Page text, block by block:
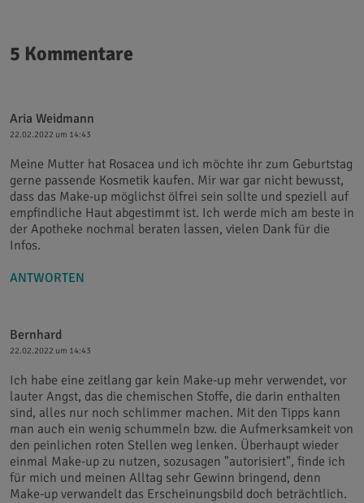
5 Kommentare
Aria Weidmann
22.02.2022 um 14:43
Meine Mutter hat Rosacea und ich möchte ihr zum Geburtstag
gerne passende Kosmetik kaufen. Mir war gar nicht bewusst,
dass das Make-up möglichst ölfrei sein sollte und speziell auf
empfindliche Haut abgestimmt ist. Ich werde mich am beste in
der Apotheke nochmal beraten lassen, vielen Dank für die
Infos.
ANTWORTEN
Bernhard
22.02.2022 um 14:43
Ich habe eine zeitlang gar kein Make-up mehr verwendet, vor
lauter Angst, das die chemischen Stoffe, die darin enthalten
sind, alles nur noch schlimmer machen. Mit den Tipps kann
man auch ein wenig schummeln bzw. die Aufmerksamkeit von
den peinlichen roten Stellen weg lenken. Überhaupt wieder
einmal Make-up zu nutzen, sozusagen "autorisiert", finde ich
für mich und meinen Alltag sehr Gewinn bringend, denn
Make-up verwandelt das Erscheinungsbild doch beträchtlich.